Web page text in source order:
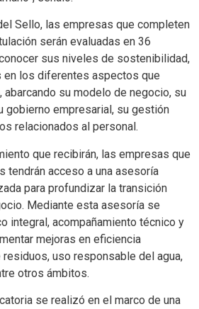
Sello, las empresas que completen
serán evaluadas en 36
sus niveles de sostenibilidad,
en los diferentes aspectos que
abarcando su modelo de negocio, su
gobierno empresarial, su gestión
relacionados al personal.
que recibirán, las empresas que
tendrán acceso a una asesoría
para profundizar la transición
Mediante esta asesoría se
integral, acompañamiento técnico y
mejoras en eficiencia
uso responsable del agua,
otros ámbitos.
se realizó en el marco de una